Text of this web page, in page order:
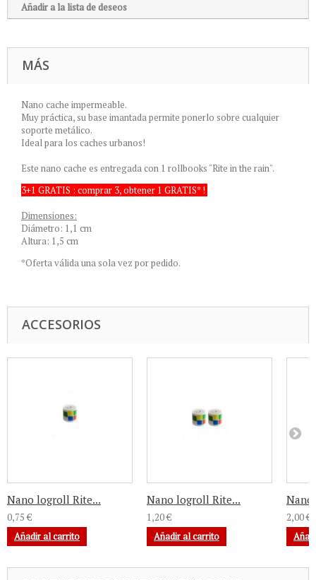
Añadir a la lista de deseos
MÁS
Nano cache impermeable.
Muy práctica, su base imantada permite ponerlo sobre cualquier
soporte metálico.
Ideal para los caches urbanos!
Este nano cache es entregada con 1 rollbooks "Rite in the rain".
3+1 GRATIS : comprar 3, obtener 1 GRATIS* !
Dimensiones:
Diámetro: 1,1 cm
Altura: 1,5 cm
*Oferta válida una sola vez por pedido.
ACCESORIOS
Nano logroll Rite...
0,75 €
Añadir al carrito
Nano logroll Rite...
1,20 €
Añadir al carrito
2,00 €